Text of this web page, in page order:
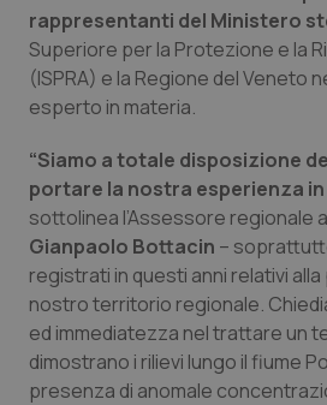
Provincia Autonoma di
Puglia
Sardegna
Sicilia
Toscana
Infezioni & Febbre
Malattie rare
Malattia di Crohn &
Neuroscienze &
Obesità
rappresentanti del Ministero
Superiore per la Protezione e la
(ISPRA) e la Regione del Veneto
esperto in materia.
“Siamo a totale disposizione
portare la nostra esperienza
sottolinea l’Assessore regionale
Gianpaolo Bottacin –
registrati in questi anni relativi alla
nostro territorio regionale.
ed immediatezza nel trattare un
dimostrano i rilievi lungo il fiume
presenza di anomale